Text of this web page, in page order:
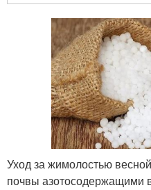
Уход за жимолостью
почвы азотосодержащими